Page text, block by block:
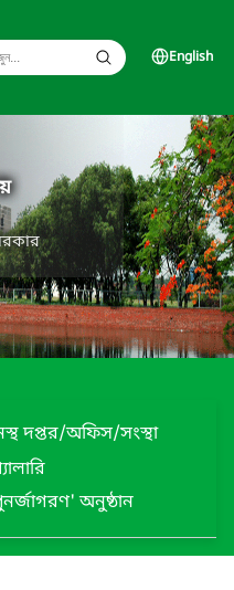
English
দপ্তর/অফিস/সংস্থা
অনুষ্ঠান